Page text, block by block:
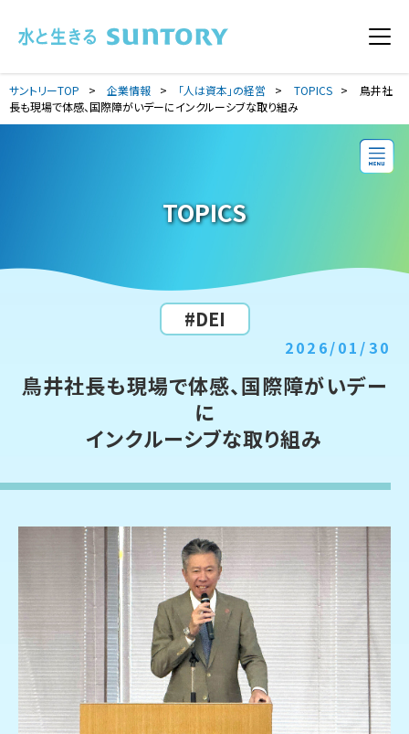
メ
サントリーTOP 企業情報 「人は資本」の経営 TOPICS
鳥井社
長も現場で体感、国際障がいデーにインクルーシブな取り組み
TOPICS
鳥井社長も現場で体感、国際障がいデー
に
インクルーシブな取り組み
2026/01/30
#DEI